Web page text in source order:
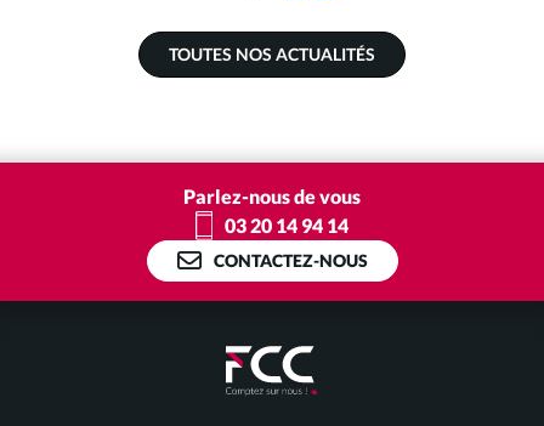
TOUTES NOS ACTUALITÉS
Parlez-nous de vous
03 20 14 94 14
CONTACTEZ-NOUS